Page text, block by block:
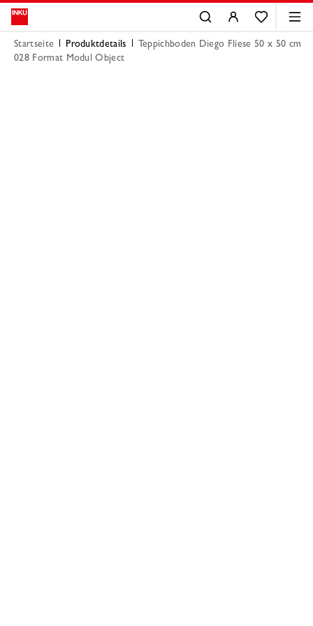
Startseite Produktdetails
Teppichboden Diego Fliese 50 x 50 cm
028 Format Modul Object